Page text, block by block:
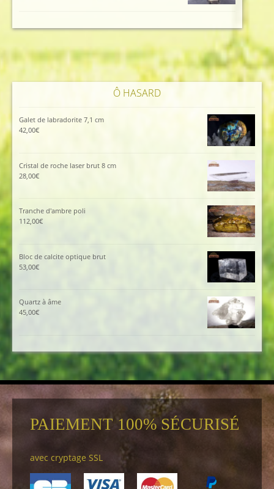
45,00€.40,00€.
Ô HASARD
Galet de labradorite 7,1 cm
42,00€
Cristal de roche laser brut 8 cm
28,00€
Tranche d'ambre poli
112,00€
Bloc de calcite optique brut
53,00€
Quartz à âme
45,00€
PAIEMENT 100% SÉCURISÉ
avec cryptage SSL